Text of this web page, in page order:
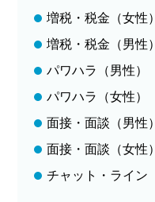
増税・税金（女性）
増税・税金（男性）
パワハラ（男性）
パワハラ（女性）
面接・面談（男性）
面接・面談（女性）
チャット・ライン